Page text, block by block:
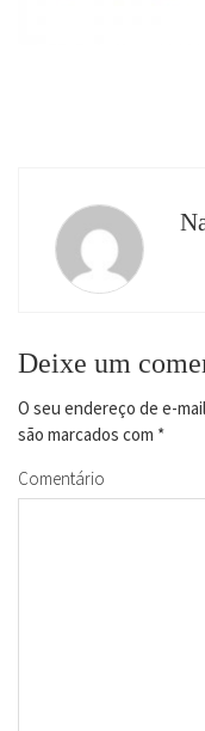
Deixe um
O seu endereço de e-
são marcados com *
Comentário